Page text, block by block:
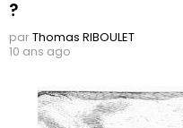
?
parThomas RIBOULET
10 ans ago